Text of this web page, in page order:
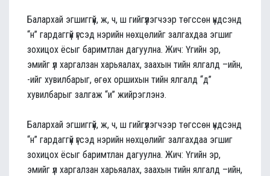
Балархай эгшиггүй, ж, ч, ш гийгүүлэгчээр төгссөн үндсэнд
“н” гардаггүй үгсэд нэрийн нөхцөлийг залгахдаа эгшиг
зохицох ёсыг баримтлан дагуулна. Жич: Үгийн эр,
эмийг үл харгалзан харьяалах, заахын тийн ялгалд –ийн,
-ийг хувилбарыг, өгөх оршихын тийн ялгалд “д”
хувилбарыг залгаж “и” жийрэглэнэ.
Балархай эгшиггүй, ж, ч, ш гийгүүлэгчээр төгссөн үндсэнд
“н” гардаггүй үгсэд нэрийн нөхцөлийг залгахдаа эгшиг
зохицох ёсыг баримтлан дагуулна. Жич: Үгийн эр,
эмийг үл харгалзан харьяалах, заахын тийн ялгалд –ийн,